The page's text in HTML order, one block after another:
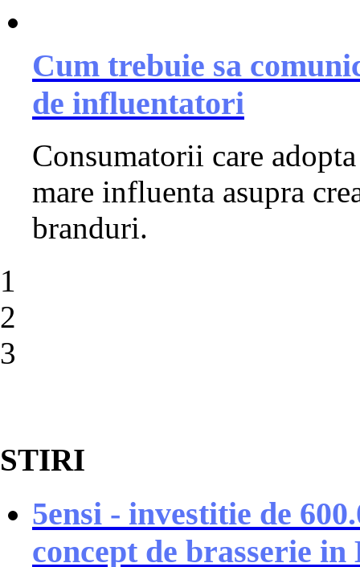
Cum trebuie sa
de influentatori
Consumatorii care
mare influenta asupra
branduri.
1
2
3
STIRI
5ensi - investitie de
concept de brasserie in